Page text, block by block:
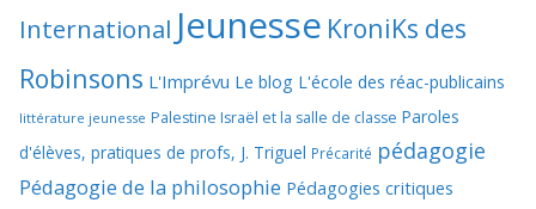
International Jeunesse KroniKs des
Robinsons L'Imprévu Le blog L'école des réac-publicains
littérature jeunesse Palestine Israël et la salle de classe Paroles
d'élèves, pratiques de profs, J. Triguel Précarité pédagogie
Pédagogie de la philosophie Pédagogies critiques